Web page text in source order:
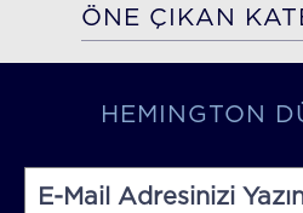
ÖNE ÇIKAN
HEMINGTON